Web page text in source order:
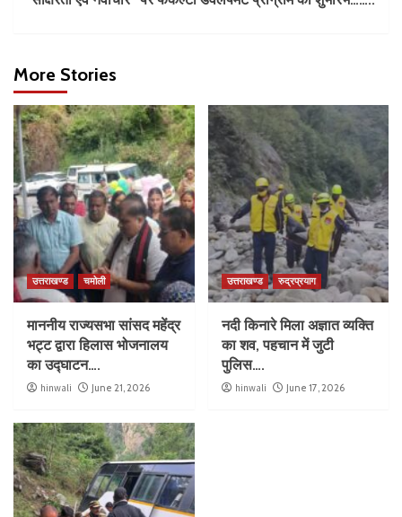
More Stories
उत्तराखण्ड चमोली
माननीय राज्यसभा सांसद महेंद्र
भट्ट द्वारा हिलास भोजनालय
का उद्घाटन….
hinwali June 21, 2026
उत्तराखण्ड रुद्रप्रयाग
नदी किनारे मिला अज्ञात व्यक्ति
का शव, पहचान में जुटी
पुलिस….
hinwali June 17, 2026